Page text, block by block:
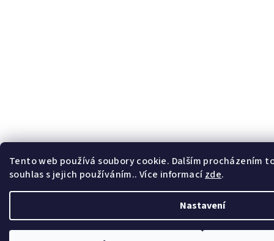
Tento web používá soubory cookie. Dalším procházením
souhlas s jejich používáním.. Více informacízde.
Nastavení